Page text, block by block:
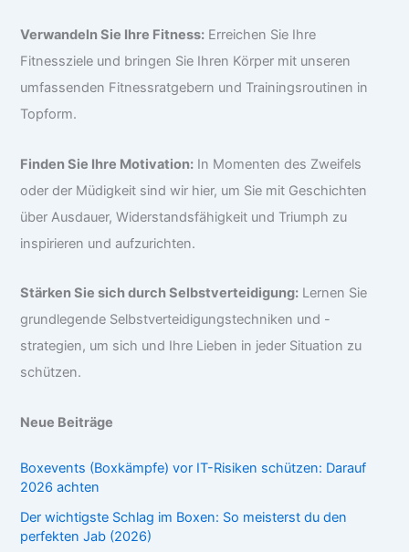
Verwandeln Sie Ihre Fitness: Erreichen Sie Ihre
Fitnessziele und bringen Sie Ihren Körper mit unseren
umfassenden Fitnessratgebern und Trainingsroutinen in
Topform.
Finden Sie Ihre Motivation: In Momenten des Zweifels
oder der Müdigkeit sind wir hier, um Sie mit Geschichten
über Ausdauer, Widerstandsfähigkeit und Triumph zu
inspirieren und aufzurichten.
Stärken Sie sich durch Selbstverteidigung: Lernen Sie
grundlegende Selbstverteidigungstechniken und -
strategien, um sich und Ihre Lieben in jeder Situation zu
schützen.
Neue Beiträge
Boxevents (Boxkämpfe) vor IT-Risiken schützen: Darauf
2026 achten
Der wichtigste Schlag im Boxen: So meisterst du den
perfekten Jab (2026)